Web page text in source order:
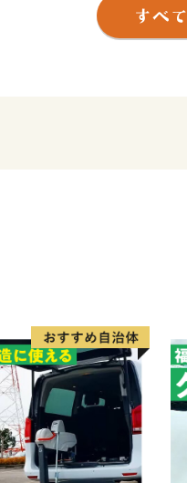
農村地帯では、水稲・麦
んに行われています。ま
・返礼品のお届けには1～
・返礼品の写真はイメージ